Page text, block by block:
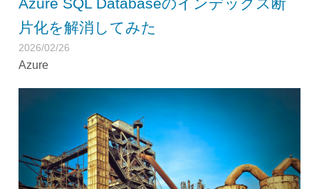
Azure SQL Databaseのインデックス断
片化を解消してみた
2026/02/26
Azure